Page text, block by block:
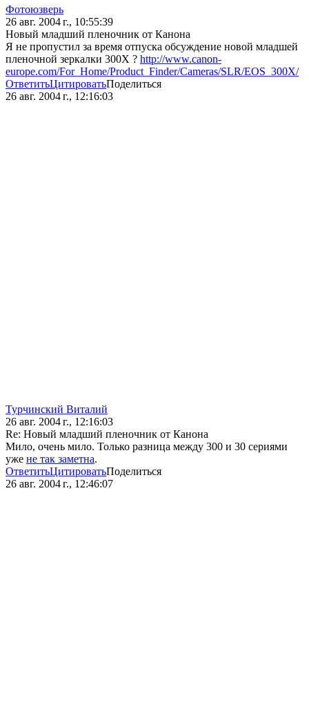
Фотоюзверь
26 авг. 2004 г., 10:55:39
Новый младший пленочник от Канона
Я не пропустил за время отпуска обсуждение новой младшей
пленочной зеркалки 300Х ? http://www.canon-
europe.com/For_Home/Product_Finder/Cameras/SLR/EOS_300X/
ОтветитьЦитироватьПоделиться
26 авг. 2004 г., 12:16:03
Турчинский Виталий
26 авг. 2004 г., 12:16:03
Re: Новый младший пленочник от Канона
Мило, очень мило. Только разница между 300 и 30 сериями
уже не так заметна.
ОтветитьЦитироватьПоделиться
26 авг. 2004 г., 12:46:07